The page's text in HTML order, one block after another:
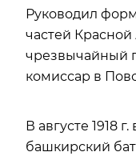
Руководил
частей Красной
чрезвычайный
комиссар в
В августе 1918
башкирский